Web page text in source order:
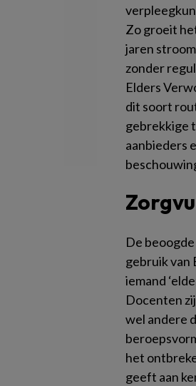
Zo groeit
jaren
zonder
Elders
dit soort
gebrekkige
aanbieders
De
gebruik van
iemand
Docenten
wel andere
het
geeft aan